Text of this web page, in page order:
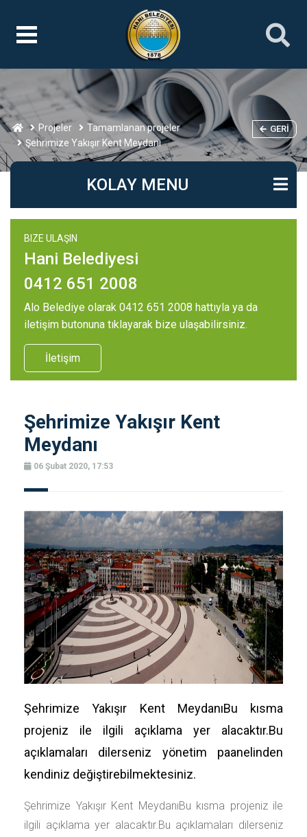
Projeler
Tamamlanan projeler
Şehrimize Yakışır Kent Meydanı
GERI
KOLAY MENU
BIZE ULAŞIN
Hani Belediyesi
0412 651 2008
Alo Belediye olarak 0412 651 2008 hattıyla ya da
iletişim butonuna tıklayarak bize ulaşabilirsiniz.
İletişim
Şehrimize Yakışır Kent
Meydanı
06 Şubat 2020, 17:53
Şehrimize Yakışır Kent MeydanıBu kısma
projeniz ile ilgili açıklama yer alacaktır.Bu
açıklamaları dilerseniz yönetim paanelinden
kendiniz değiştirebilmektesiniz.
Şehrimize Yakışır Kent MeydanıBu kısma projeniz ile
ilgili açıklama yer alacaktır.Bu açıklamaları dilerseniz